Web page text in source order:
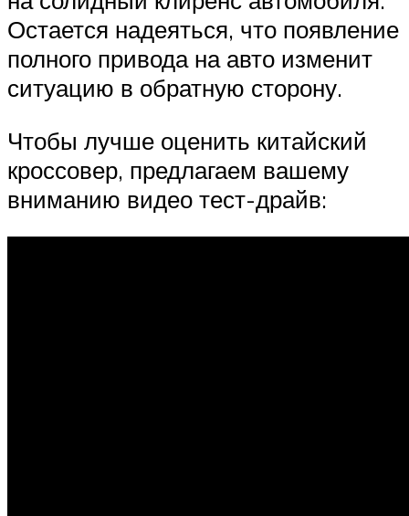
Остается надеяться, что появление
полного привода на авто изменит
ситуацию в обратную сторону.
Чтобы лучше оценить китайский
кроссовер, предлагаем вашему
вниманию видео тест-драйв: